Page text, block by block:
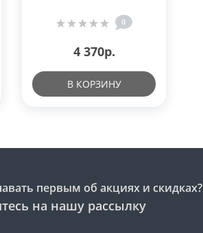
0
4 370р.
В КОРЗИНУ
первым об акциях и скидках?
на нашу рассылку